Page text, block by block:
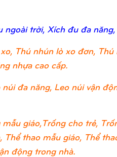
ngoài trời, Xích đu đa
Thú nhún lò xo đơn,
nhựa cao cấp.
đa năng, Leo núi vận
mẫu giáo,Trống cho trẻ,
Thể thao mẫu giáo, Thể
động trong nhà.